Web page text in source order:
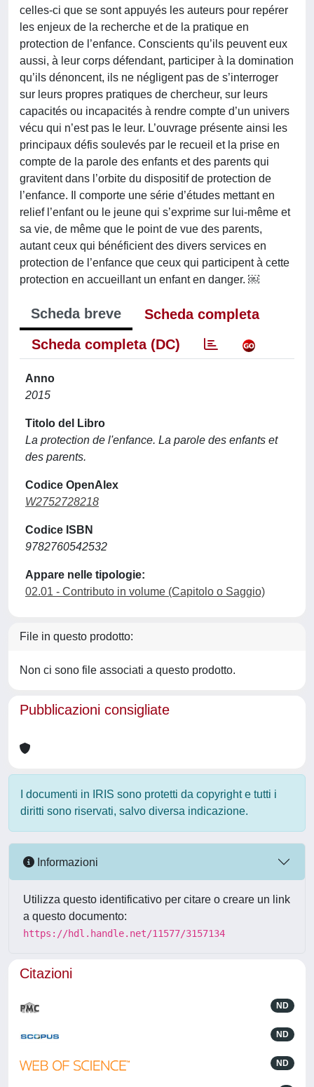
celles-ci que se sont appuyés les auteurs pour repérer
les enjeux de la recherche et de la pratique en
protection de l’enfance. Conscients qu’ils peuvent eux
aussi, à leur corps défendant, participer à la domination
qu’ils dénoncent, ils ne négligent pas de s’interroger
sur leurs propres pratiques de chercheur, sur leurs
capacités ou incapacités à rendre compte d’un univers
vécu qui n’est pas le leur. L’ouvrage présente ainsi les
principaux défis soulevés par le recueil et la prise en
compte de la parole des enfants et des parents qui
gravitent dans l’orbite du dispositif de protection de
l’enfance. Il comporte une série d’études mettant en
relief l’enfant ou le jeune qui s’exprime sur lui-même et
sa vie, de même que le point de vue des parents,
autant ceux qui bénéficient des divers services en
protection de l’enfance que ceux qui participent à cette
protection en accueillant un enfant en danger. ￼
Scheda breve
Scheda completa
Scheda completa (DC)
Anno
2015
Titolo del Libro
La protection de l'enfance. La parole des enfants et
des parents.
Codice OpenAlex
W2752728218
Codice ISBN
9782760542532
Appare nelle tipologie:
02.01 - Contributo in volume (Capitolo o Saggio)
File in questo prodotto:
Non ci sono file associati a questo prodotto.
Pubblicazioni consigliate
I documenti in IRIS sono protetti da copyright e tutti i
diritti sono riservati, salvo diversa indicazione.
Informazioni
Utilizza questo identificativo per citare o creare un link
a questo documento:
https://hdl.handle.net/11577/3157134
Citazioni
ND
ND
ND